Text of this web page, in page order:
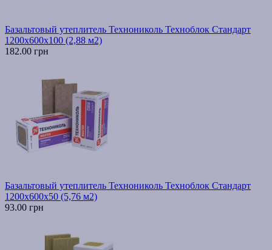
Базальтовый утеплитель Технониколь Техноблок Стандарт
1200х600х100 (2,88 м2)
182.00 грн
Базальтовый утеплитель Технониколь Техноблок Стандарт
1200х600х50 (5,76 м2)
93.00 грн